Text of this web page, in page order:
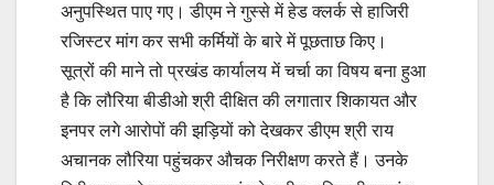
अनुपस्थित पाए गए। डीएम ने गुस्से में हेड क्लर्क से हाजिरी
रजिस्टर मांग कर सभी कर्मियों के बारे में पूछताछ किए।
सूत्रों की माने तो प्रखंड कार्यालय में चर्चा का विषय बना हुआ
है कि लौरिया बीडीओ श्री दीक्षित की लगातार शिकायत और
इनपर लगे आरोपों की झड़ियों को देखकर डीएम श्री राय
अचानक लौरिया पहुंचकर औचक निरीक्षण करते हैं। उनके